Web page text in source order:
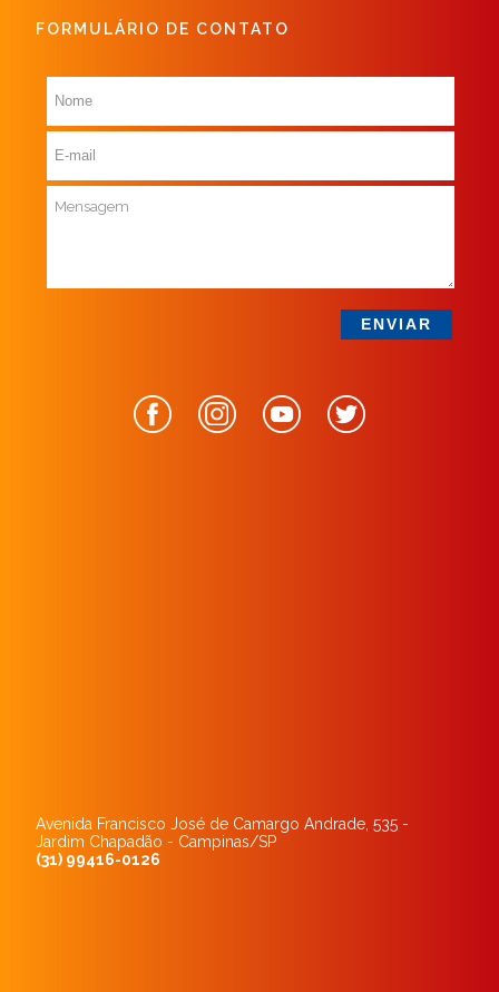
FORMULÁRIO DE CONTATO
Avenida Francisco José de Camargo Andrade, 535 -
Jardim Chapadão - Campinas/SP
(31) 99416-0126